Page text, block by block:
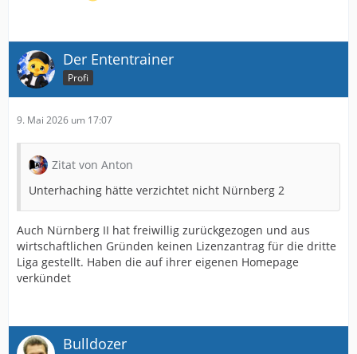
Der Ententrainer
Profi
9. Mai 2026 um 17:07
Zitat von Anton
Unterhaching hätte verzichtet nicht Nürnberg 2
Auch Nürnberg II hat freiwillig zurückgezogen und aus
wirtschaftlichen Gründen keinen Lizenzantrag für die dritte
Liga gestellt. Haben die auf ihrer eigenen Homepage
verkündet
Bulldozer